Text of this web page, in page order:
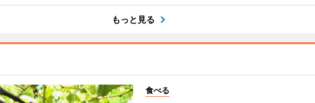
もっと見る
食べる